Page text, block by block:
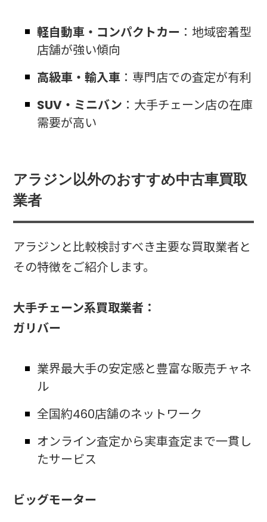
軽自動車・コンパクトカー ：地域密着型
店舗が強い傾向
高級車・輸入車 ：専門店での査定が有利
SUV・ミニバン ：大手チェーン店の在庫
需要が高い
アラジン以外のおすすめ中古車買取
業者
アラジンと比較検討すべき主要な買取業者と
その特徴をご紹介します。
大手チェーン系買取業者：
ガリバー
業界最大手の安定感と豊富な販売チャネ
ル
全国約460店舗のネットワーク
オンライン査定から実車査定まで一貫し
たサービス
ビッグモーター